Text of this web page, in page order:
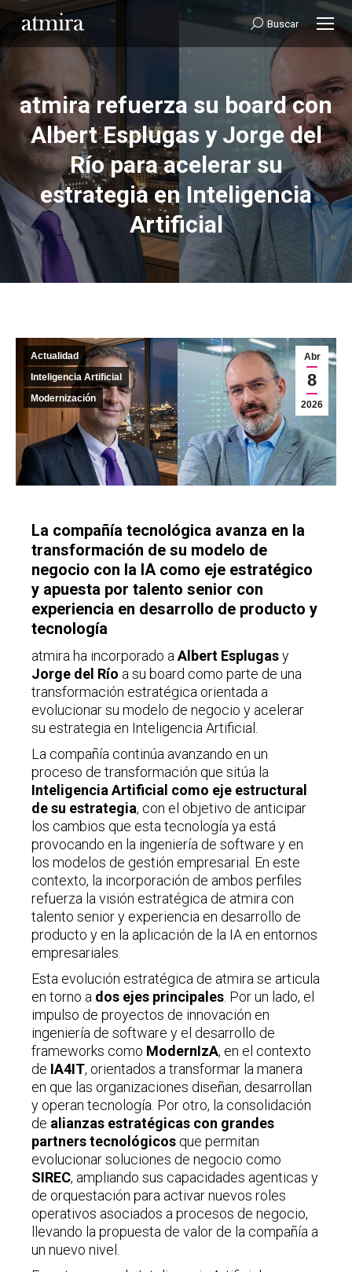
Buscar:
Buscar
atmira refuerza su board con
Albert Esplugas y Jorge del
Río para acelerar su
estrategia en Inteligencia
Artificial
Estás aquí:
Abr
8
2026
Actualidad
Inteligencia Artificial
Modernización
La compañía tecnológica avanza en la
transformación de su modelo de
negocio con la IA como eje estratégico
y apuesta por talento senior con
experiencia en desarrollo de producto y
tecnología
atmira ha incorporado aAlbert Esplugasy
Jorge del Río a su board como parte de una
transformación estratégica orientada a
evolucionar su modelo de negocio y acelerar
su estrategia en Inteligencia Artificial.
La compañía continúa avanzando en un
proceso de transformación que sitúa la
Inteligencia Artificial como eje estructural
de su estrategia, con el objetivo de anticipar
los cambios que esta tecnología ya está
provocando en la ingeniería de software y en
los modelos de gestión empresarial. En este
contexto, la incorporación de ambos perfiles
refuerza la visión estratégica de atmira con
talento senior y experiencia en desarrollo de
producto y en la aplicación de la IA en entornos
empresariales.
Esta evolución estratégica de atmira se articula
en torno a dos ejes principales. Por un lado, el
impulso de proyectos de innovación en
ingeniería de software y el desarrollo de
frameworks como ModernIzA, en el contexto
de IA4IT, orientados a transformar la manera
en que las organizaciones diseñan, desarrollan
y operan tecnología. Por otro, la consolidación
de alianzas estratégicas con grandes
partners tecnológicos que permitan
evolucionar soluciones de negocio como
SIREC, ampliando sus capacidades agenticas y
de orquestación para activar nuevos roles
operativos asociados a procesos de negocio,
llevando la propuesta de valor de la compañía a
un nuevo nivel.